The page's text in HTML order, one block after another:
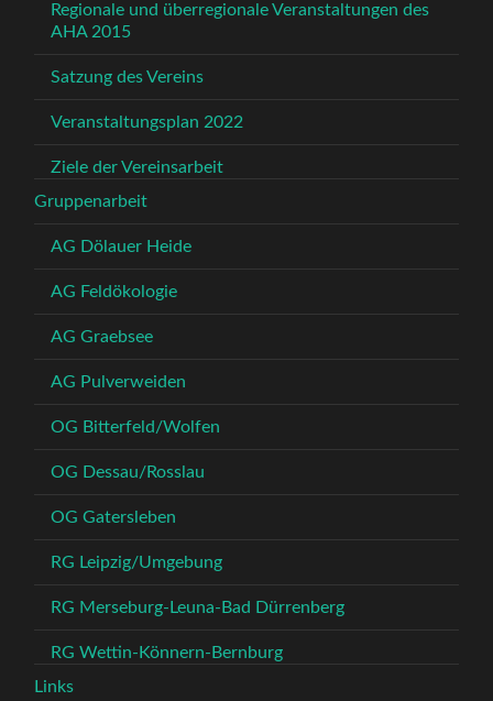
Regionale und überregionale Veranstaltungen des
AHA 2015
Satzung des Vereins
Veranstaltungsplan 2022
Ziele der Vereinsarbeit
Gruppenarbeit
AG Dölauer Heide
AG Feldökologie
AG Graebsee
AG Pulverweiden
OG Bitterfeld/Wolfen
OG Dessau/Rosslau
OG Gatersleben
RG Leipzig/Umgebung
RG Merseburg-Leuna-Bad Dürrenberg
RG Wettin-Könnern-Bernburg
Links